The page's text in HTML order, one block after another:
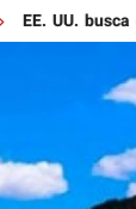
busca contratar